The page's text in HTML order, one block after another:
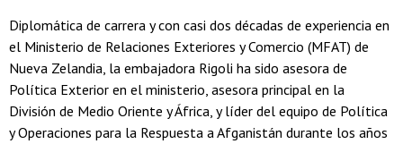
Diplomática de carrera y con casi dos décadas de experiencia en
el Ministerio de Relaciones Exteriores y Comercio (MFAT) de
Nueva Zelandia, la embajadora Rigoli ha sido asesora de
Política Exterior en el ministerio, asesora principal en la
División de Medio Oriente y África, y líder del equipo de Política
y Operaciones para la Respuesta a Afganistán durante los años